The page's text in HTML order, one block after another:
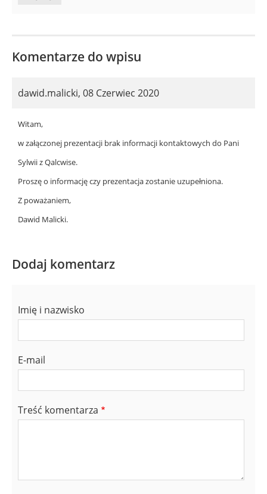
Komentarze do wpisu
dawid.malicki, 08 Czerwiec 2020
Witam,
w załączonej prezentacji brak informacji kontaktowych do Pani
Sylwii z Qalcwise.
Proszę o informację czy prezentacja zostanie uzupełniona.
Z poważaniem,
Dawid Malicki.
Dodaj komentarz
Imię i nazwisko
E-mail
Treść komentarza